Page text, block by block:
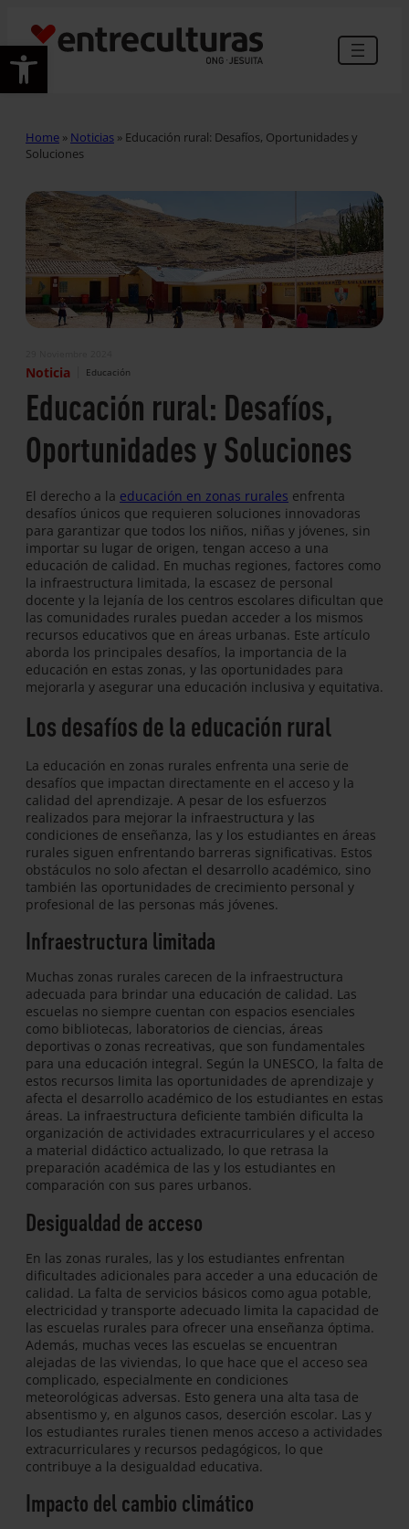
Abrir barra de herramientas
Home » Noticias » Educación rural: Desafíos, Oportunidades y
Soluciones
Noticia Educación
Educación rural: Desafíos,
Oportunidades y Soluciones
El derecho a la educación en zonas rurales enfrenta
desafíos únicos que requieren soluciones innovadoras
para garantizar que todos los niños, niñas y jóvenes, sin
importar su lugar de origen, tengan acceso a una
educación de calidad. En muchas regiones, factores como
la infraestructura limitada, la escasez de personal
docente y la lejanía de los centros escolares dificultan que
las comunidades rurales puedan acceder a los mismos
recursos educativos que en áreas urbanas. Este artículo
aborda los principales desafíos, la importancia de la
educación en estas zonas, y las oportunidades para
mejorarla y asegurar una educación inclusiva y equitativa.
Los desafíos de la educación rural
La educación en zonas rurales enfrenta una serie de
desafíos que impactan directamente en el acceso y la
calidad del aprendizaje. A pesar de los esfuerzos
realizados para mejorar la infraestructura y las
condiciones de enseñanza, las y los estudiantes en áreas
rurales siguen enfrentando barreras significativas. Estos
obstáculos no solo afectan el desarrollo académico, sino
también las oportunidades de crecimiento personal y
profesional de las personas más jóvenes.
Infraestructura limitada
Muchas zonas rurales carecen de la infraestructura
adecuada para brindar una educación de calidad. Las
escuelas no siempre cuentan con espacios esenciales
como bibliotecas, laboratorios de ciencias, áreas
deportivas o zonas recreativas, que son fundamentales
para una educación integral. Según la UNESCO, la falta de
estos recursos limita las oportunidades de aprendizaje y
afecta el desarrollo académico de los estudiantes en estas
áreas. La infraestructura deficiente también dificulta la
organización de actividades extracurriculares y el acceso
a material didáctico actualizado, lo que retrasa la
preparación académica de las y los estudiantes en
comparación con sus pares urbanos.
Desigualdad de acceso
En las zonas rurales, las y los estudiantes enfrentan
dificultades adicionales para acceder a una educación de
calidad. La falta de servicios básicos como agua potable,
electricidad y transporte adecuado limita la capacidad de
las escuelas rurales para ofrecer una enseñanza óptima.
Además, muchas veces las escuelas se encuentran
alejadas de las viviendas, lo que hace que el acceso sea
complicado, especialmente en condiciones
meteorológicas adversas. Esto genera una alta tasa de
absentismo y, en algunos casos, deserción escolar. Las y
los estudiantes rurales tienen menos acceso a actividades
extracurriculares y recursos pedagógicos, lo que
contribuye a la desigualdad educativa.
Impacto del cambio climático